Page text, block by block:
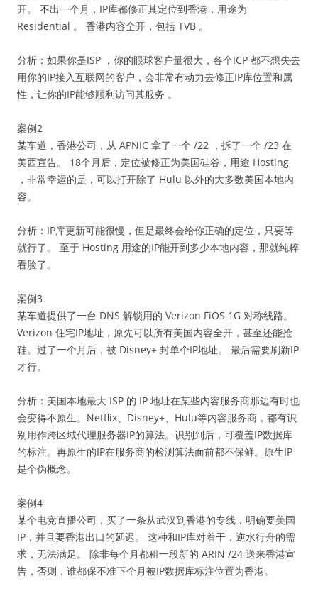
开。 不出一个月，IP库都修正其定位到香港，用途为
Residential 。 香港内容全开，包括 TVB 。
分析：如果你是ISP ，你的眼球客户量很大，各个ICP 都不想失去
用你的IP接入互联网的客户，会非常有动力去修正IP库位置和属
性，让你的IP能够顺利访问其服务 。
案例2
某车道，香港公司，从 APNIC 拿了一个 /22 ，拆了一个 /23 在
美西宣告。 18个月后，定位被修正为美国硅谷，用途 Hosting
，非常幸运的是，可以打开除了 Hulu 以外的大多数美国本地内
容。
分析：IP库更新可能很慢，但是最终会给你正确的定位，只要等
就行了。 至于 Hosting 用途的IP能开到多少本地内容，那就纯粹
看脸了。
案例3
某车道提供了一台 DNS 解锁用的 Verizon FiOS 1G 对称线路。
Verizon 住宅IP地址，原先可以所有美国内容全开，甚至还能抢
鞋。过了一个月后，被 Disney+ 封单个IP地址。 最后需要刷新IP
才行。
分析：美国本地最大 ISP 的 IP 地址在某些内容服务商那边有时也
会变得不原生。Netflix、Disney+、Hulu等内容服务商，都有识
别用作跨区域代理服务器IP的算法。识别到后，可覆盖IP数据库
的标注。再原生的IP在服务商的检测算法面前都不保鲜。原生IP
是个伪概念。
案例4
某个电竞直播公司，买了一条从武汉到香港的专线，明确要美国
IP，并且要香港出口的延迟。 这种和IP库对着干，逆水行舟的需
求，无法满足。 除非每个月都租一段新的 ARIN /24 送来香港宣
告，否则，谁都保不准下个月被IP数据库标注位置为香港。